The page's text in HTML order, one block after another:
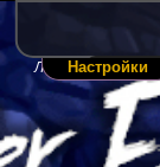
Логин:Настройки